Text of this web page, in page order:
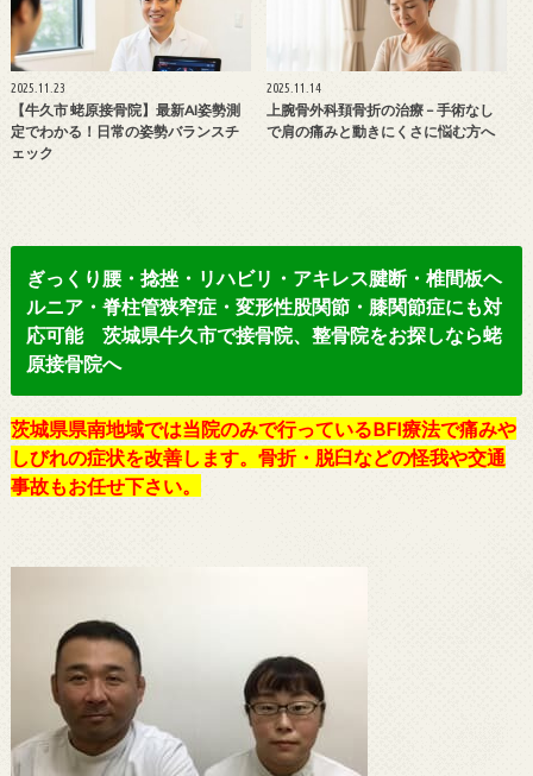
2025.11.23
【牛久市 蛯原接骨院】最新AI姿勢測
定でわかる！日常の姿勢バランスチ
ェック
2025.11.14
上腕骨外科頚骨折の治療 – 手術なし
で肩の痛みと動きにくさに悩む方へ
ぎっくり腰・捻挫・リハビリ・アキレス腱断・椎間板ヘ
ルニア・脊柱管狭窄症・変形性股関節・膝関節症にも対
応可能 茨城県牛久市で接骨院、整骨院をお探しなら蛯
原接骨院へ
茨城県県南地域では当院のみで行っているBFI療法で痛みや
しびれの症状を改善します。骨折・脱臼などの怪我や交通
事故もお任せ下さい。